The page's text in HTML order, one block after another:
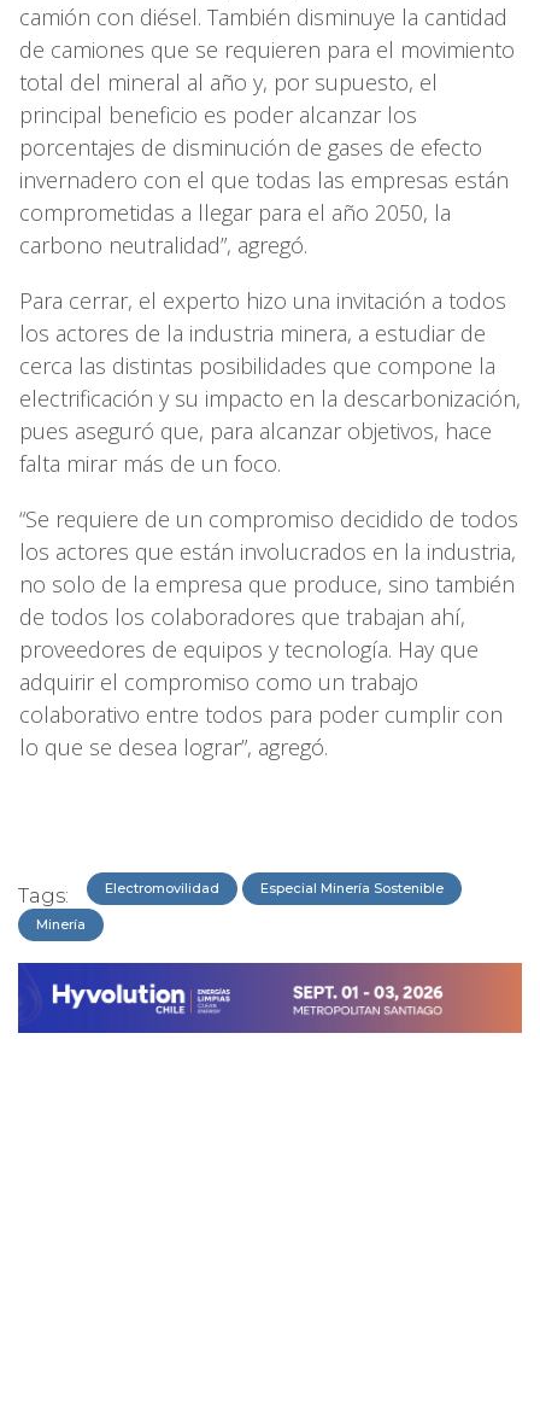
camión con diésel. También disminuye la cantidad
de camiones que se requieren para el movimiento
total del mineral al año y, por supuesto, el
principal beneficio es poder alcanzar los
porcentajes de disminución de gases de efecto
invernadero con el que todas las empresas están
comprometidas a llegar para el año 2050, la
carbono neutralidad”, agregó.
Para cerrar, el experto hizo una invitación a todos
los actores de la industria minera, a estudiar de
cerca las distintas posibilidades que compone la
electrificación y su impacto en la descarbonización,
pues aseguró que, para alcanzar objetivos, hace
falta mirar más de un foco.
“Se requiere de un compromiso decidido de todos
los actores que están involucrados en la industria,
no solo de la empresa que produce, sino también
de todos los colaboradores que trabajan ahí,
proveedores de equipos y tecnología. Hay que
adquirir el compromiso como un trabajo
colaborativo entre todos para poder cumplir con
lo que se desea lograr”, agregó.
Tags: Electromovilidad Especial Minería Sostenible
Minería